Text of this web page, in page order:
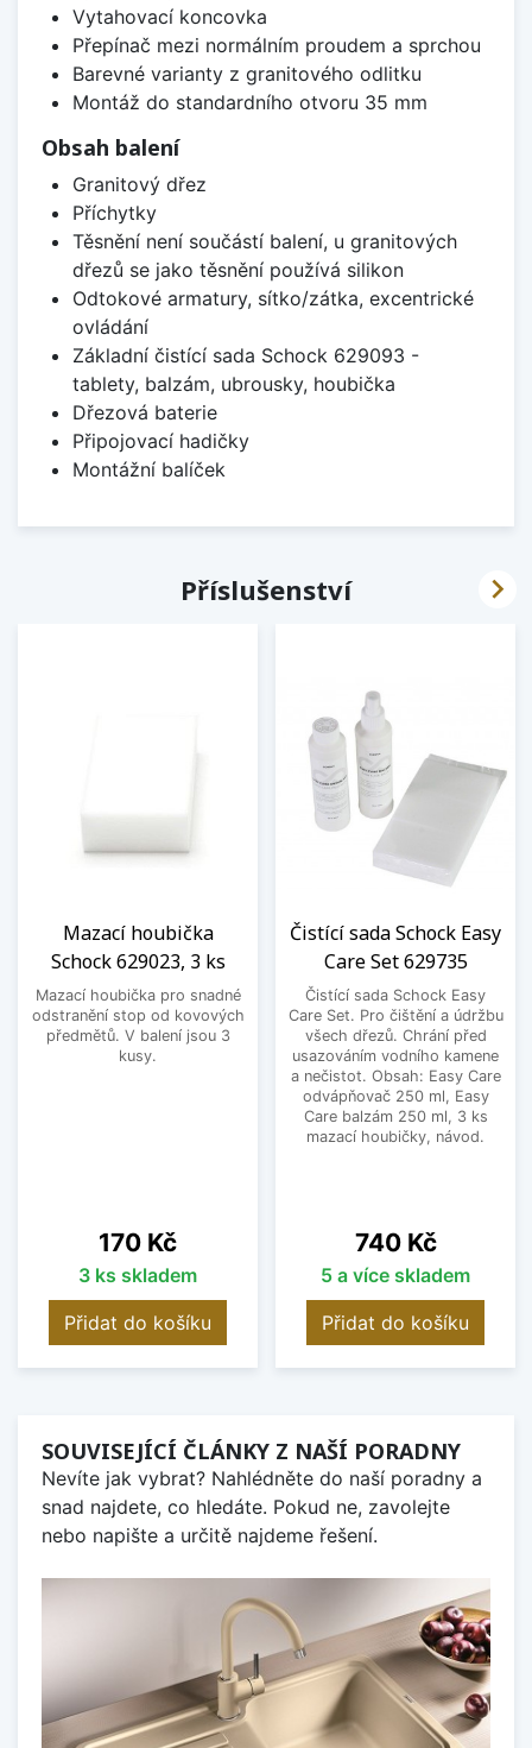
Vytahovací koncovka
Přepínač mezi normálním proudem a sprchou
Barevné varianty z granitového odlitku
Montáž do standardního otvoru 35 mm
Obsah balení
Granitový dřez
Příchytky
Těsnění není součástí balení, u granitových
dřezů se jako těsnění používá silikon
Odtokové armatury, sítko/zátka, excentrické
ovládání
Základní čistící sada Schock 629093 -
tablety, balzám, ubrousky, houbička
Dřezová baterie
Připojovací hadičky
Montážní balíček
Příslušenství
Mazací houbička
Schock 629023, 3 ks
Mazací houbička pro snadné
odstranění stop od kovových
předmětů. V balení jsou 3
kusy.
Cena
170 Kč
3 ks skladem
Přidat do košíku
Čistící sada Schock Easy
Care Set 629735
Čistící sada Schock Easy
Care Set. Pro čištění a údržbu
všech dřezů. Chrání před
usazováním vodního kamene
a nečistot. Obsah: Easy Care
odvápňovač 250 ml, Easy
Care balzám 250 ml, 3 ks
mazací houbičky, návod.
Cena
740 Kč
5 a více skladem
Přidat do košíku

SOUVISEJÍCÍ ČLÁNKY Z NAŠÍ PORADNY
Nevíte jak vybrat? Nahlédněte do naší poradny a
snad najdete, co hledáte. Pokud ne, zavolejte
nebo napište a určitě najdeme řešení.